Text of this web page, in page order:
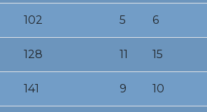
102 5 6
128 11 15
141 9 10